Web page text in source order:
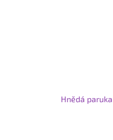
Hnědá